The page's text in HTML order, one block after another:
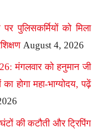
पुलिसकर्मियों को मिला
August 4, 2026
मंगलवार को हनुमान जी
होगा महा-भाग्योदय, पढ़ें
की कटौती और ट्रिपिंग